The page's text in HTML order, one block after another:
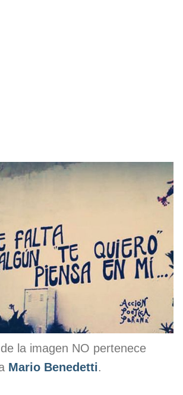
la imagen NO pertenece
Mario Benedetti.